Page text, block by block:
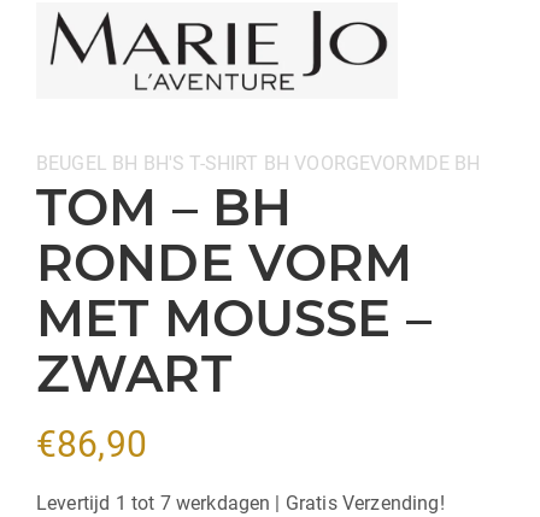
Categorieën:
BEUGEL BH BH'S T-SHIRT BH VOORGEVORMDE BH
TOM – BH
RONDE VORM
MET MOUSSE –
ZWART
€86,90
Levertijd 1 tot 7 werkdagen | Gratis Verzending!